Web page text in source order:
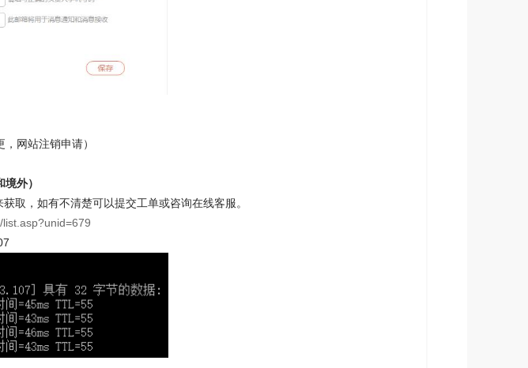
网站注销申请）
外）
取，如有不清楚可以提交工单或咨询在线客服。